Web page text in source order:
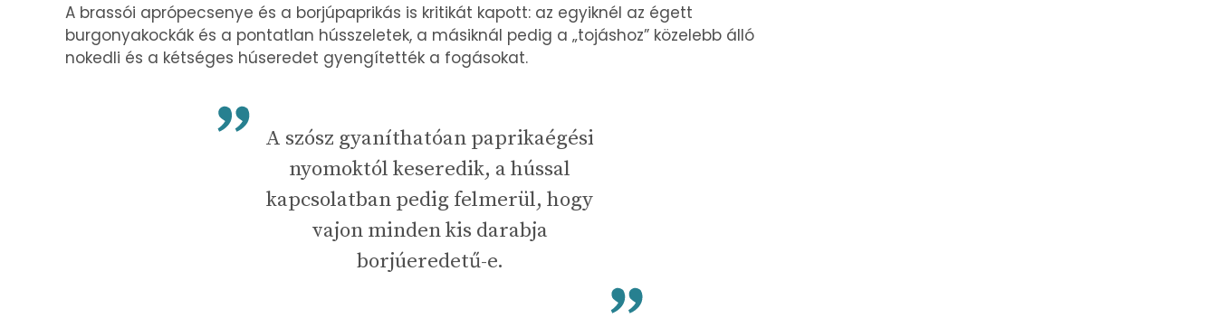
A brassói aprópecsenye és a borjúpaprikás is kritikát kapott: az egyiknél az égett
burgonyakockák és a pontatlan hússzeletek, a másiknál pedig a „tojáshoz” közelebb álló
nokedli és a kétséges húseredet gyengítették a fogásokat.
A szósz gyaníthatóan paprikaégési
nyomoktól keseredik, a hússal
kapcsolatban pedig felmerül, hogy
vajon minden kis darabja
borjúeredetű-e.